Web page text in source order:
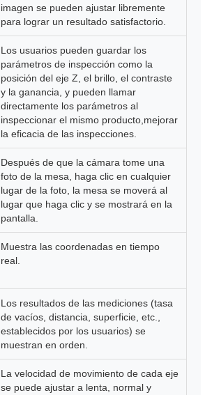
imagen se pueden ajustar libremente
para lograr un resultado satisfactorio.
Los usuarios pueden guardar los
parámetros de inspección como la
posición del eje Z, el brillo, el contraste
y la ganancia, y pueden llamar
directamente los parámetros al
inspeccionar el mismo producto,mejorar
la eficacia de las inspecciones.
Después de que la cámara tome una
foto de la mesa, haga clic en cualquier
lugar de la foto, la mesa se moverá al
lugar que haga clic y se mostrará en la
pantalla.
Muestra las coordenadas en tiempo
real.
Los resultados de las mediciones (tasa
de vacíos, distancia, superficie, etc.,
establecidos por los usuarios) se
muestran en orden.
La velocidad de movimiento de cada eje
se puede ajustar a lenta, normal y